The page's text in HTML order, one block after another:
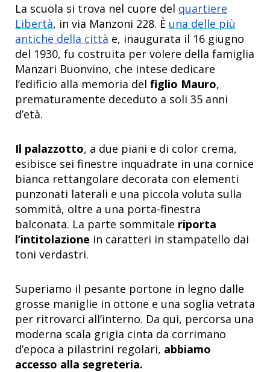
La scuola si trova nel cuore del quartiere
Libertà, in via Manzoni 228. È una delle più
antiche della città e, inaugurata il 16 giugno
del 1930, fu costruita per volere della famiglia
Manzari Buonvino, che intese dedicare
l’edificio alla memoria del figlio Mauro,
prematuramente deceduto a soli 35 anni
d’età.
Il palazzotto, a due piani e di color crema,
esibisce sei finestre inquadrate in una cornice
bianca rettangolare decorata con elementi
punzonati laterali e una piccola voluta sulla
sommità, oltre a una porta-finestra
balconata. La parte sommitale riporta
l’intitolazione in caratteri in stampatello dai
toni verdastri.
Superiamo il pesante portone in legno dalle
grosse maniglie in ottone e una soglia vetrata
per ritrovarci all’interno. Da qui, percorsa una
moderna scala grigia cinta da corrimano
d’epoca a pilastrini regolari, abbiamo
accesso alla segreteria.